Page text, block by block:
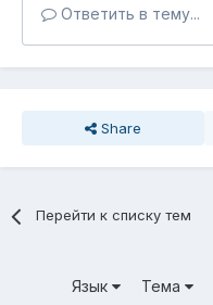
Ответить в тему...
Share
Перейти к списку тем
Язык Тема